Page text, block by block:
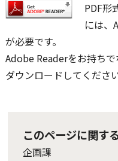
PDF形
には、
が必要です。
Adobe Readerをお持ち
ダウンロードしてくださ
このページに関す
企画課